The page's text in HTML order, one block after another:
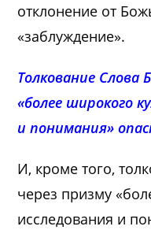
отклонение от
«заблуждение».
Толкование Слова
«более широкого
и понимания»
И, кроме того,
через призму
исследования и